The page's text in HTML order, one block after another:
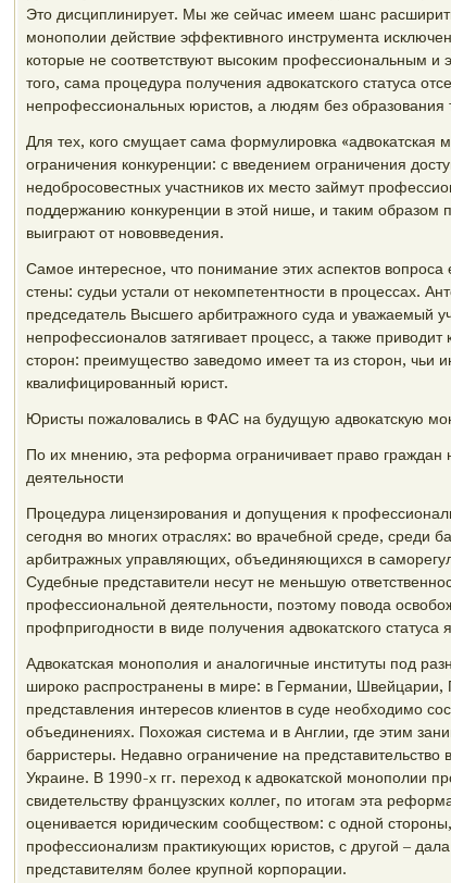
Это дисциплинирует. Мы же сейчас имеем шанс
монополии действие эффективного инструмента
которые не соответствуют высоким профессиональным и
того, сама процедура получения адвокатского статуса
непрофессиональных юристов, а людям без образования
Для тех, кого смущает сама формулировка «адвокатская
ограничения конкуренции: с введением ограничения
недобросовестных участников их место займут
поддержанию конкуренции в этой нише, и таким образом
выиграют от нововведения.
Самое интересное, что понимание этих аспектов вопроса
стены: судьи устали от некомпетентности в процессах.
председатель Высшего арбитражного суда и уважаемый
непрофессионалов затягивает процесс, а также
сторон: преимущество заведомо имеет та из сторон, чьи
квалифицированный юрист.
Юристы пожаловались в ФАС на будущую адвокатскую
По их мнению, эта реформа ограничивает право граждан
деятельности
Процедура лицензирования и допущения к
сегодня во многих отраслях: во врачебной среде, среди
арбитражных управляющих, объединяющихся в
Судебные представители несут не меньшую
профессиональной деятельности, поэтому повода
профпригодности в виде получения адвокатского статуса
Адвокатская монополия и аналогичные институты под
широко распространены в мире: в Германии, Швейцарии,
представления интересов клиентов в суде необходимо
объединениях. Похожая система и в Англии, где этим
барристеры. Недавно ограничение на представительство
Украине. В 1990-х гг. переход к адвокатской монополии
свидетельству французских коллег, по итогам эта
оценивается юридическим сообществом: с одной
профессионализм практикующих юристов, с другой –
представителям более крупной корпорации.